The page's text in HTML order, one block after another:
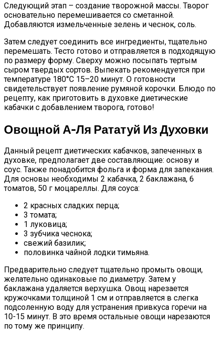
Следующий этап – создание творожной массы. Творог
основательно перемешивается со сметанной.
Добавляются измельченные зелень и чеснок, соль.
Затем следует соединить все ингредиенты, тщательно
перемешать. Тесто готово и отправляется в подходящую
по размеру форму. Сверху можно посыпать тертым
сыром твердых сортов. Выпекать рекомендуется при
температуре 180°C 15–20 минут. О готовности
свидетельствует появление румяной корочки. Блюдо по
рецепту, как приготовить в духовке диетические
кабачки с добавлением творога, готово!
Овощной А-Ля Рататуй Из Духовки
Данный рецепт диетических кабачков, запеченных в
духовке, предполагает две составляющие: основу и
соус. Также понадобится фольга и форма для запекания.
Для основы необходимы 2 кабачка, 2 баклажана, 6
томатов, 50 г моцареллы. Для соуса:
2 красных сладких перца;
3 томата;
1 луковица;
3 зубчика чеснока;
свежий базилик;
половинка чайной лодки тимьяна.
Предварительно следует тщательно промыть овощи,
желательно одинаковые по диаметру. Затем у
баклажана удаляется верхушка. Овощ нарезается
кружочками толщиной 1 см и отправляется в слегка
подсоленную воду для устранения привкуса горечи на
10-15 минут. В это время остальные овощи нарезаются
по тому же принципу.